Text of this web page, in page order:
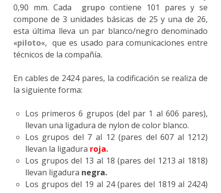
0,90 mm. Cada grupocontiene 101 pares y se
compone de 3 unidades básicas de 25 y una de 26,
esta última lleva un par blanco/negro denominado
«piloto«, que es usado para comunicaciones entre
técnicos de la compañía.
En cables de 2424 pares, la codificación se realiza de
la siguiente forma:
Los primeros 6 grupos (del par 1 al 606 pares),
llevan una ligadura de nylon de color blanco.
Los grupos del 7 al 12 (pares del 607 al 1212)
llevan la ligadura roja.
Los grupos del 13 al 18 (pares del 1213 al 1818)
llevan ligadura negra.
Los grupos del 19 al 24 (pares del 1819 al 2424)